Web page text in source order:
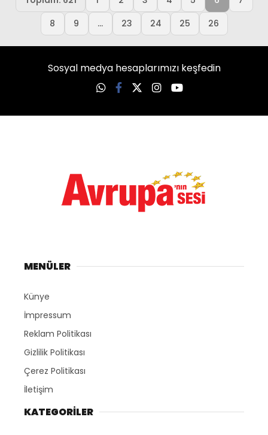
8
9 ... 23 24 25 26
Sosyal medya hesaplarımızı keşfedin
MENÜLER
Künye
İmpressum
Reklam Politikası
Gizlilik Politikası
Çerez Politikası
İletişim
KATEGORILER